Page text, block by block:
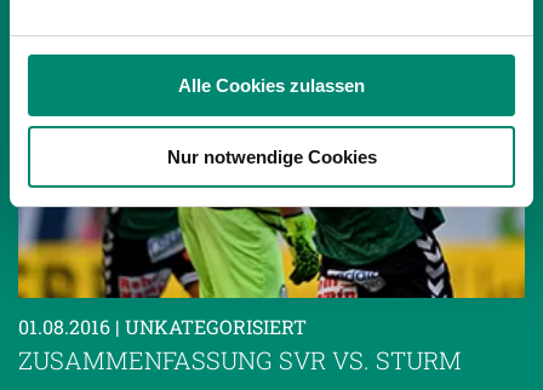
Verwendung unserer Website an unsere Partner für
weiteren Daten zusammen, die Sie ihnen bereitgestellt
haben oder die sie im Rahmen Ihrer Nutzung der Dienste
gesammelt haben.
Weitere Details, insbesondere zu Speicherdauer und
Empfänger entnehmen Sie unserer
Datenschutzerklärung.
Alle Cookies zulassen
Nur notwendige Cookies
01.08.2016 | UNKATEGORISIERT
ZUSAMMENFASSUNG SVR VS. STURM